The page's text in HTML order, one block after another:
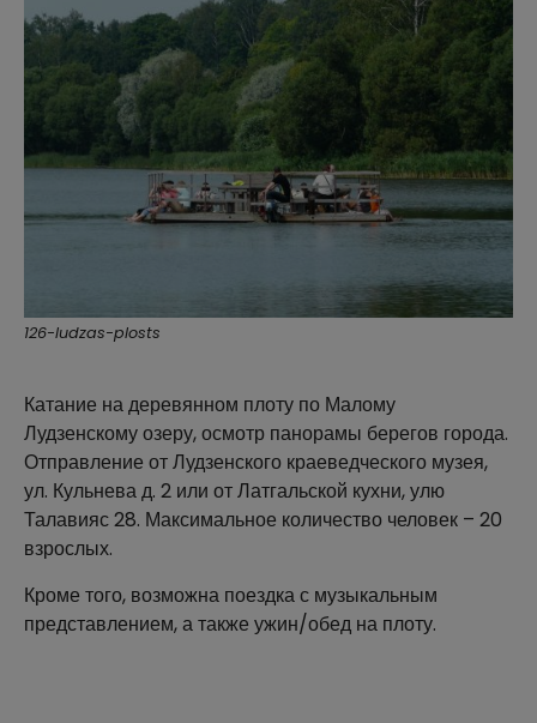
126-ludzas-plosts
Катание на деревянном плоту по Малому
Лудзенскому озеру, осмотр панорамы берегов города.
Отправление от Лудзенского краеведческого музея,
ул. Кульнева д. 2 или от Латгальской кухни, улю
Талавияс 28. Максимальное количество человек – 20
взрослых.
Кроме того, возможна поездка с музыкальным
представлением, а также ужин/обед на плоту.